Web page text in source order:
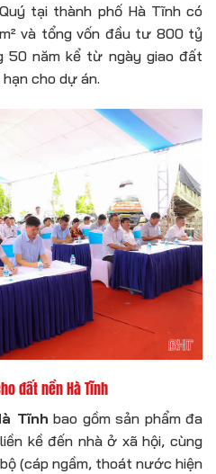
tại thành phố Hà Tĩnh có
và tổng vốn đầu tư 800 tỷ
50 năm kể từ ngày giao đất
cho dự án.
đất nền Hà Tĩnh
Tĩnh bao gồm sản phẩm đa
kề đến nhà ở xã hội, cùng
(cáp ngầm, thoát nước hiện